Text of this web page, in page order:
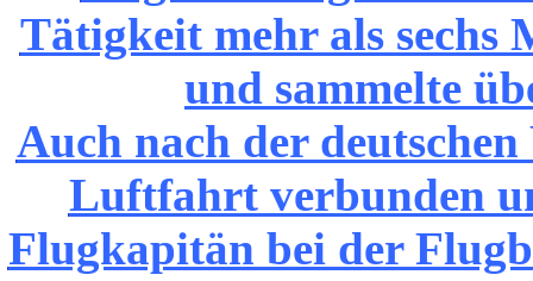
Tätigkeit mehr als
und sammelte
Auch nach der
Luftfahrt verbunden
Flugkapitän bei der